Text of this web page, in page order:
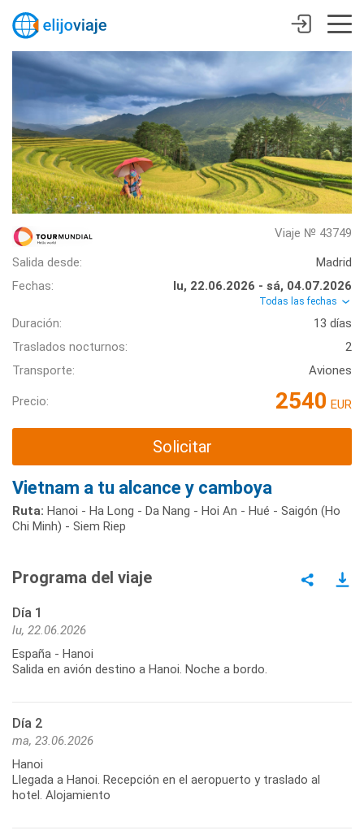
Viaje № 43749
Salida desde:
Madrid
Fechas:
lu, 22.06.2026 - sá, 04.07.2026
Todas las fechas
Duración:
13 días
Traslados nocturnos:
2
Transporte:
Aviones
Precio: 2540 EUR
Solicitar
Vietnam a tu alcance y camboya
Ruta: Hanoi - Ha Long - Da Nang - Hoi An - Hué - Saigón (Ho
Chi Minh) - Siem Riep
Programa del viaje
Día 1
lu, 22.06.2026
España - Hanoi
Salida en avión destino a Hanoi. Noche a bordo.
Día 2
ma, 23.06.2026
Hanoi
Llegada a Hanoi. Recepción en el aeropuerto y traslado al
hotel. Alojamiento